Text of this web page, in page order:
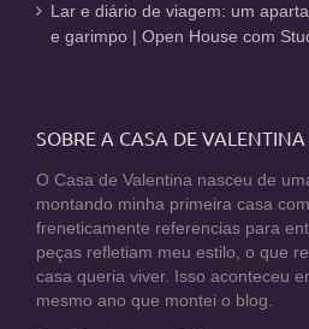
Lar e diário de viagem: um
e garimpo | Open House com
SOBRE A CASA DE VALENTINA
O Casa de Valentina nasceu de
montando minha primeira casa
freneticamente referencias para
peças refletiam meu estilo, o que
casa queria viver. Isso aconteceu
mesmo ano que montei o blog.